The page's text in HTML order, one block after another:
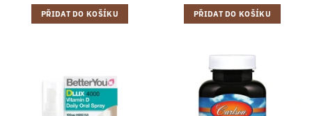
PŘIDAT DO KOŠÍKU PŘIDAT DO KOŠÍKU